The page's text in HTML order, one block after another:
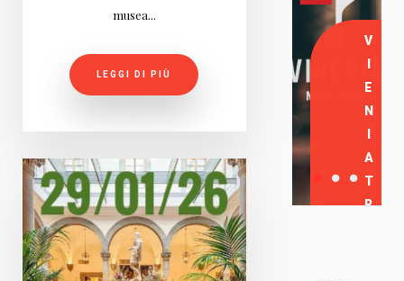
musea...
LEGGI DI PIÙ
V
E
N
A
T
R